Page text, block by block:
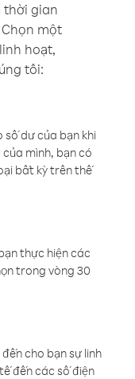
thời gian
một
hoạt,
tôi:
dư của bạn khi
mình, bạn có
bất kỳ trên thế
thực hiện các
trong vòng 30
cho bạn sự linh
đến các số điện